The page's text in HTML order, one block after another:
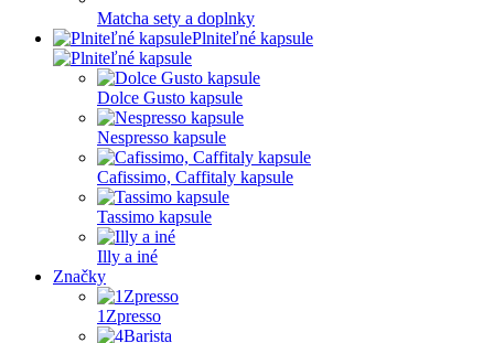
Matcha sety a doplnky
Plniteľné kapsule
Dolce Gusto kapsule
Nespresso kapsule
Cafissimo, Caffitaly kapsule
Tassimo kapsule
Illy a iné
Značky
1Zpresso